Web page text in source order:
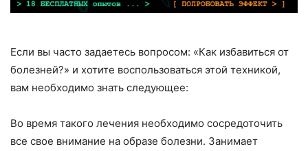
Если вы часто задаетесь вопросом: «Как избавиться от
болезней?» и хотите воспользоваться этой техникой,
вам необходимо знать следующее:
Во время такого лечения необходимо сосредоточить
все свое внимание на образе болезни. Занимает